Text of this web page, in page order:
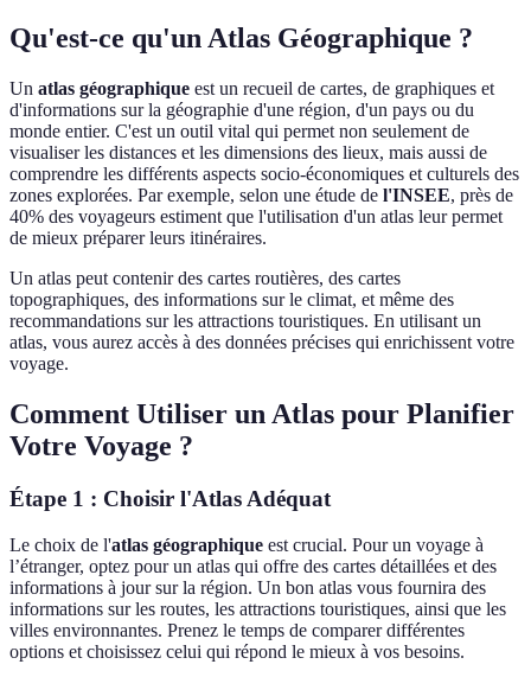
Qu'est-ce qu'un Atlas Géographique ?
Un atlas géographique est un recueil de cartes, de graphiques et
d'informations sur la géographie d'une région, d'un pays ou du
monde entier. C'est un outil vital qui permet non seulement de
visualiser les distances et les dimensions des lieux, mais aussi de
comprendre les différents aspects socio-économiques et culturels des
zones explorées. Par exemple, selon une étude de l'INSEE, près de
40% des voyageurs estiment que l'utilisation d'un atlas leur permet
de mieux préparer leurs itinéraires.
Un atlas peut contenir des cartes routières, des cartes
topographiques, des informations sur le climat, et même des
recommandations sur les attractions touristiques. En utilisant un
atlas, vous aurez accès à des données précises qui enrichissent votre
voyage.
Comment Utiliser un Atlas pour Planifier
Votre Voyage ?
Étape 1 : Choisir l'Atlas Adéquat
Le choix de l'atlas géographique est crucial. Pour un voyage à
l’étranger, optez pour un atlas qui offre des cartes détaillées et des
informations à jour sur la région. Un bon atlas vous fournira des
informations sur les routes, les attractions touristiques, ainsi que les
villes environnantes. Prenez le temps de comparer différentes
options et choisissez celui qui répond le mieux à vos besoins.